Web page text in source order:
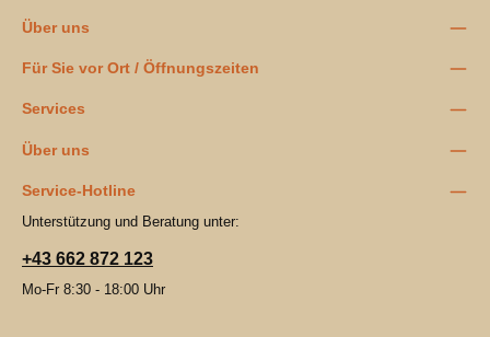
Über uns
Für Sie vor Ort / Öffnungszeiten
Services
Über uns
Service-Hotline
Unterstützung und Beratung unter:
+43 662 872 123
Mo-Fr 8:30 - 18:00 Uhr